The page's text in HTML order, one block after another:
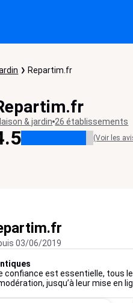
Repartim.fr
& jardin 26 établissements
(Voir les
03/06/2019
confiance est essentielle, tous
jusqu’à leur mise en